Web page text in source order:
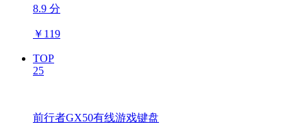
8.9 分
￥ 119
TOP
25
前行者GX50有线游戏键盘